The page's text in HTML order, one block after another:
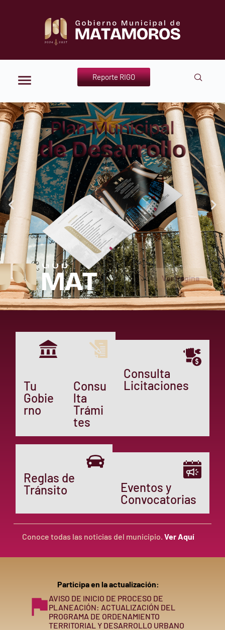
Reporte RIGO
Ver Página
Tu
Gobie
rno
Consu
lta
Trámi
tes
Consulta
Licitaciones
Reglas de
Tránsito
Eventos y
Convocatorias
Conoce todas las noticias del municipio.Ver Aquí
Participa en la actualización:
AVISO DE INICIO DE PROCESO DE
PLANEACIÓN: ACTUALIZACIÓN DEL
PROGRAMA DE ORDENAMIENTO
TERRITORIAL Y DESARROLLO URBANO